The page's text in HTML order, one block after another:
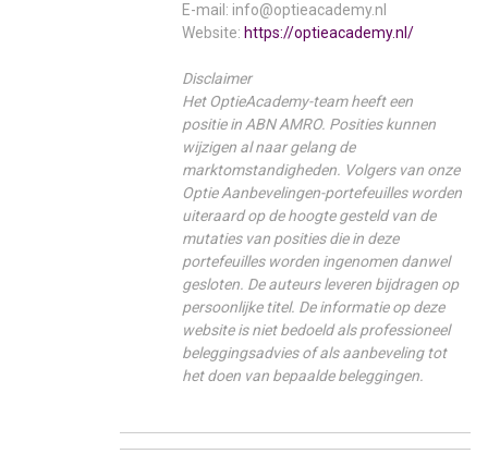
E-mail: info@optieacademy.nl
Website: https://optieacademy.nl/
Disclaimer
Het OptieAcademy-team heeft een
positie in ABN AMRO. Posities kunnen
wijzigen al naar gelang de
marktomstandigheden. Volgers van onze
Optie Aanbevelingen-portefeuilles worden
uiteraard op de hoogte gesteld van de
mutaties van posities die in deze
portefeuilles worden ingenomen danwel
gesloten. De auteurs leveren bijdragen op
persoonlijke titel. De informatie op deze
website is niet bedoeld als professioneel
beleggingsadvies of als aanbeveling tot
het doen van bepaalde beleggingen.